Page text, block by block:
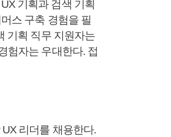
기획과 검색 기획
스 구축 경험을 필
기획 직무 지원자는
험자는 우대한다. 접
리더를 채용한다.